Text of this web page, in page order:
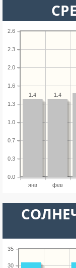
янв фев
0.0
0.3
0.7
1.0
1.3
1.6
2.0
2.3
2.6
1.4
1.4
30
35